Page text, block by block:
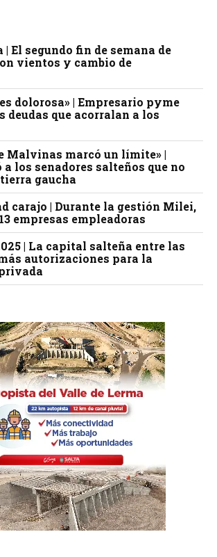
| El segundo fin de semana de
vientos y cambio de
dolorosa» | Empresario pyme
deudas que acorralan a los
Malvinas marcó un límite» |
los senadores salteños que no
gaucha
carajo | Durante la gestión Milei,
empresas empleadoras
| La capital salteña entre las
autorizaciones para la